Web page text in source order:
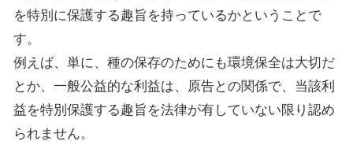
を特別に保護する趣旨を持っているかということで
す。
例えば、単に、種の保存のためにも環境保全は大切だ
とか、一般公益的な利益は、原告との関係で、当該利
益を特別保護する趣旨を法律が有していない限り認め
られません。